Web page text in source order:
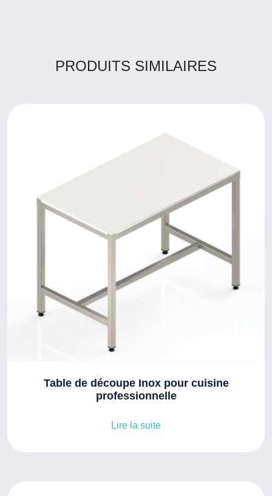
PRODUITS SIMILAIRES
Table de découpe Inox pour cuisine
professionnelle
Lire la suite